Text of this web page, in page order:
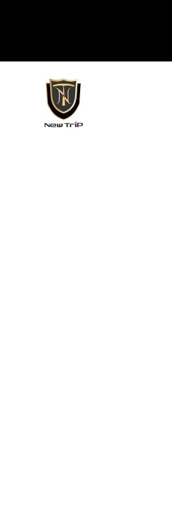
New Trip